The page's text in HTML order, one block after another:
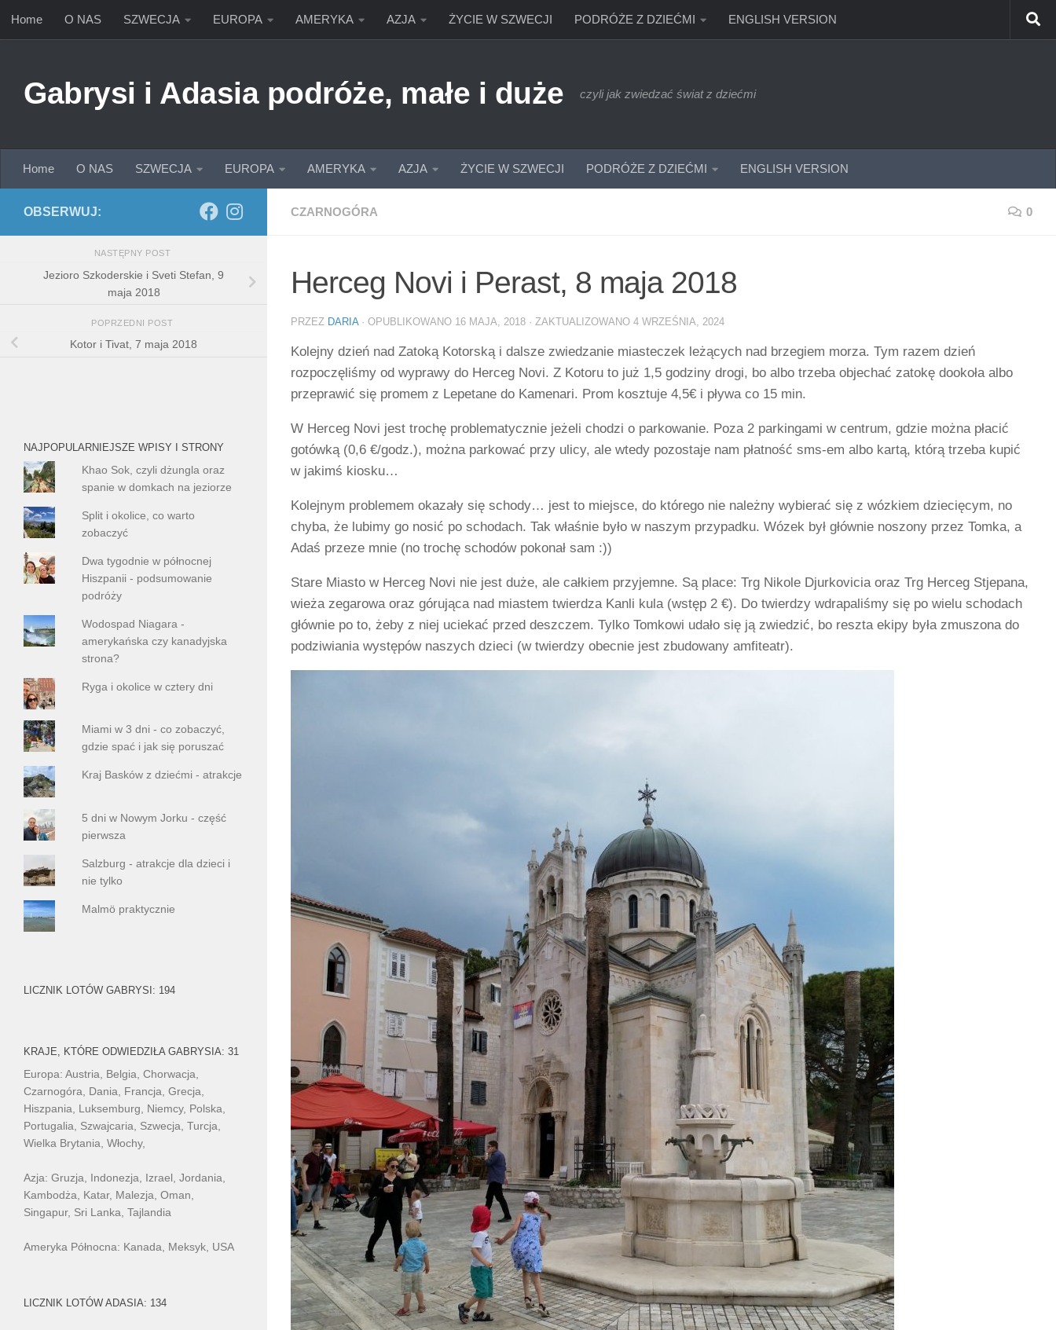
Przejdź do treści
Home O NAS SZWECJA EUROPA AMERYKA AZJA ŻYCIE W SZWECJI PODRÓŻE Z DZIEĆMI ENGLISH VERSION
Gabrysi i Adasia podróże, małe i duże czyli jak zwiedzać świat z dziećmi
Home O NAS SZWECJA EUROPA AMERYKA AZJA ŻYCIE W SZWECJI PODRÓŻE Z DZIEĆMI ENGLISH VERSION
CZARNOGÓRA 0
Herceg Novi i Perast, 8 maja 2018
PRZEZ DARIA · OPUBLIKOWANO 16 MAJA, 2018 · ZAKTUALIZOWANO 4 WRZEŚNIA, 2024
Kolejny dzień nad Zatoką Kotorską i dalsze zwiedzanie miasteczek leżących nad brzegiem morza. Tym razem dzień
rozpoczęliśmy od wyprawy do Herceg Novi. Z Kotoru to już 1,5 godziny drogi, bo albo trzeba objechać zatokę dookoła albo
przeprawić się promem z Lepetane do Kamenari. Prom kosztuje 4,5€ i pływa co 15 min.
W Herceg Novi jest trochę problematycznie jeżeli chodzi o parkowanie. Poza 2 parkingami w centrum, gdzie można płacić
gotówką (0,6 €/godz.), można parkować przy ulicy, ale wtedy pozostaje nam płatność sms-em albo kartą, którą trzeba kupić
w jakimś kiosku…
Kolejnym problemem okazały się schody… jest to miejsce, do którego nie należny wybierać się z wózkiem dziecięcym, no
chyba, że lubimy go nosić po schodach. Tak właśnie było w naszym przypadku. Wózek był głównie noszony przez Tomka, a
Adaś przeze mnie (no trochę schodów pokonał sam :))
Stare Miasto w Herceg Novi nie jest duże, ale całkiem przyjemne. Są place: Trg Nikole Djurkovicia oraz Trg Herceg Stjepana,
wieża zegarowa oraz górująca nad miastem twierdza Kanli kula (wstęp 2 €). Do twierdzy wdrapaliśmy się po wielu schodach
głównie po to, żeby z niej uciekać przed deszczem. Tylko Tomkowi udało się ją zwiedzić, bo reszta ekipy była zmuszona do
podziwiania występów naszych dzieci (w twierdzy obecnie jest zbudowany amfiteatr).
OBSERWUJ:
NASTĘPNY POST
Jezioro Szkoderskie i Sveti Stefan, 9
maja 2018
POPRZEDNI POST
Kotor i Tivat, 7 maja 2018
NAJPOPULARNIEJSZE WPISY I STRONY
Khao Sok, czyli dżungla oraz
spanie w domkach na jeziorze
Split i okolice, co warto
zobaczyć
Dwa tygodnie w północnej
Hiszpanii - podsumowanie
podróży
Wodospad Niagara -
amerykańska czy kanadyjska
strona?
Ryga i okolice w cztery dni
Miami w 3 dni - co zobaczyć,
gdzie spać i jak się poruszać
Kraj Basków z dziećmi - atrakcje
5 dni w Nowym Jorku - część
pierwsza
Salzburg - atrakcje dla dzieci i
nie tylko
Malmö praktycznie
LICZNIK LOTÓW GABRYSI: 194
KRAJE, KTÓRE ODWIEDZIŁA GABRYSIA: 31
Europa: Austria, Belgia, Chorwacja,
Czarnogóra, Dania, Francja, Grecja,
Hiszpania, Luksemburg, Niemcy, Polska,
Portugalia, Szwajcaria, Szwecja, Turcja,
Wielka Brytania, Włochy,
Azja: Gruzja, Indonezja, Izrael, Jordania,
Kambodża, Katar, Malezja, Oman,
Singapur, Sri Lanka, Tajlandia
Ameryka Północna: Kanada, Meksyk, USA
LICZNIK LOTÓW ADASIA: 134